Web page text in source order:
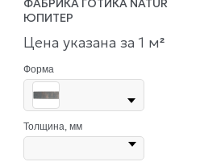
ФАБРИКА ГОТИКА NATUR
ЮПИТЕР
Цена указана за 1 м²
Форма
Толщина, мм